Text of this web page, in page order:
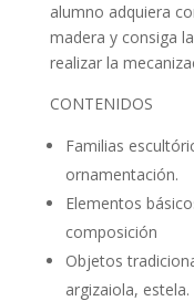
alumno adquiera
madera y consiga
realizar la
CONTENIDOS
Familias
ornamentación.
Elementos
composición
Objetos
argizaiola, estela.